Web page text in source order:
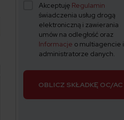
Akceptuję Regulamin
świadczenia usług drogą
elektroniczną i zawierania
umów na odległość oraz
Informacje o multiagencie i
administratorze danych.
OBLICZ SKŁADKĘ OC/AC